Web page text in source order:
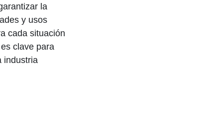
la
y usos
cada situación
clave para
industria